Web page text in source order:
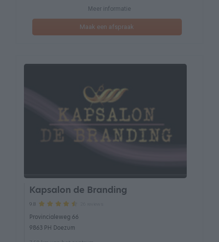
Meer informatie
Maak een afspraak
Kapsalon de Branding
9.8
Provincialeweg 66
9863 PH Doezum